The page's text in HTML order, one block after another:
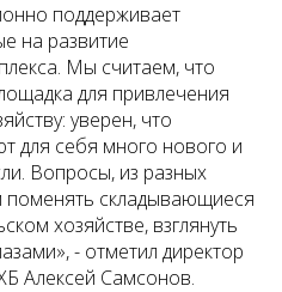
поддерживает
на развитие
Мы считаем, что
для привлечения
уверен, что
для себя много нового и
Вопросы, из разных
складывающиеся
хозяйстве, взглянуть
- отметил директор
Алексей Самсонов.